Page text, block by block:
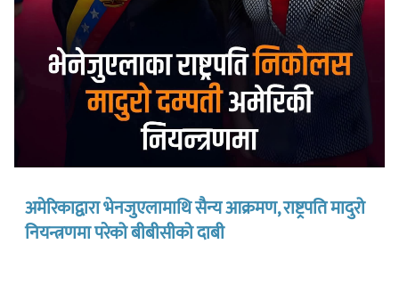
अमेरिकाद्वारा भेनजुएलामाथि सैन्य आक्रमण, राष्ट्रपति मादुरो
नियन्त्रणमा परेको बीबीसीको दाबी